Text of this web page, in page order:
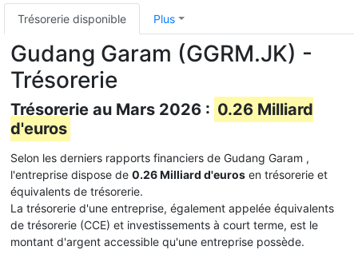
Trésorerie disponible Plus
Gudang Garam (GGRM.JK) -
Trésorerie
Trésorerie au Mars 2026 : 0.26 Milliard
d'euros
Selon les derniers rapports financiers de Gudang Garam ,
l'entreprise dispose de 0.26 Milliard d'euros en trésorerie et
équivalents de trésorerie.
La trésorerie d'une entreprise, également appelée équivalents
de trésorerie (CCE) et investissements à court terme, est le
montant d'argent accessible qu'une entreprise possède.